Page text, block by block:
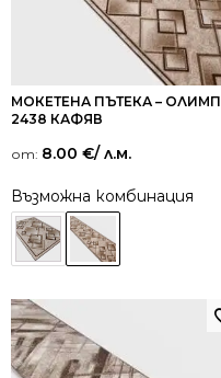
МОКЕТЕНА ПЪТЕКА – ОЛИМП
2438 КАФЯВ
от: 8.00 €/ л.м.
Възможна комбинация